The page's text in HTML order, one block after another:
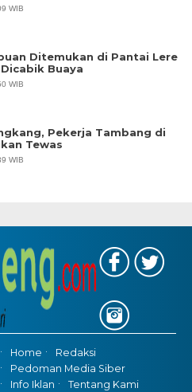
WIB
Ditemukan di Pantai Lere
Buaya
WIB
Pekerja Tambang di
Tewas
WIB
Home
Redaksi
Pedoman Media Siber
Info Iklan
Tentang Kami